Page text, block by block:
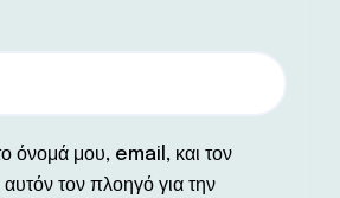
όνομά μου, email, και τον
τον πλοηγό για την